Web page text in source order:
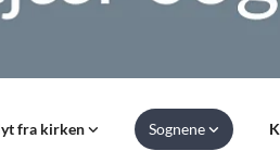
fra kirken Sognene